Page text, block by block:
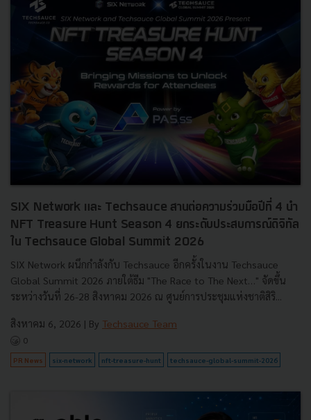
SIX Network และ Techsauce สานต่อความร่วมมือปีที่ 4 นำ
NFT Treasure Hunt Season 4 ยกระดับประสบการณ์ดิจิทัล
ใน Techsauce Global Summit 2026
SIX Network ผนึกกำลังกับ Techsauce อีกครั้งในงาน Techsauce
Global Summit 2026 ภายใต้ธีม "The Race to The Next…" จัดขึ้น
ระหว่างวันที่ 26-28 สิงหาคม 2026 ณ ศูนย์การประชุมแห่งชาติสิริ...
สิงหาคม 6, 2026 | By Techsauce Team
0
PR News six-network nft-treasure-hunt techsauce-global-summit-2026